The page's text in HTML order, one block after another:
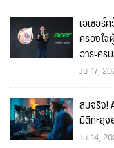
เอเซอร์
ครองใจ
วาระคร
Jul 17,
สมจริง!
มิติทะลุ
Jul 14,